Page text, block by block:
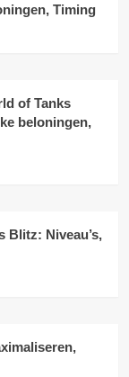
Timing
of Tanks
beloningen,
Blitz: Niveau’s,